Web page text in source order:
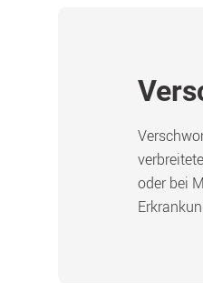
oder bei